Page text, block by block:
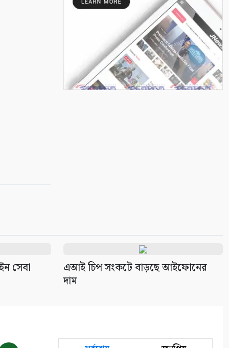
আশাশুনিতে পৃথক অভিযানে ৩
আসামি গ্রেপ্তার
ভোমরা বন্দর দিয়ে দুই দিনে এলো
সেবা
এআই চিপ সংকটে বাড়ছে আইফোনের
দাম